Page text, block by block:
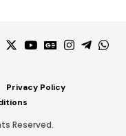
Reserved.
Privacy Policy